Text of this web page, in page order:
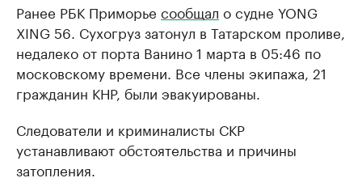
Ранее РБК Приморье сообщал о судне YONG
XING 56. Сухогруз затонул в Татарском проливе,
недалеко от порта Ванино 1 марта в 05:46 по
московскому времени. Все члены экипажа, 21
гражданин КНР, были эвакуированы.
Следователи и криминалисты СКР
устанавливают обстоятельства и причины
затопления.